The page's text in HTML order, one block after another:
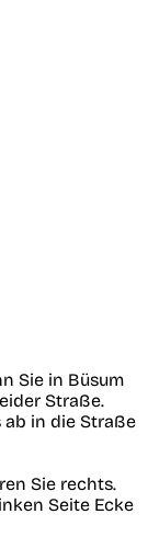
Sie in Büsum
Straße.
ab in die Straße
Sie rechts.
Seite Ecke